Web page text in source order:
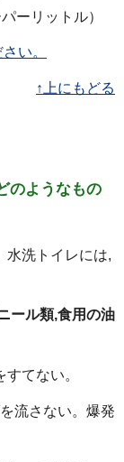
ーリットル）
い。
↑上にもどる
のようなもの
水洗トイレには,
ール類,食用の油
すてない。
を流さない。爆発